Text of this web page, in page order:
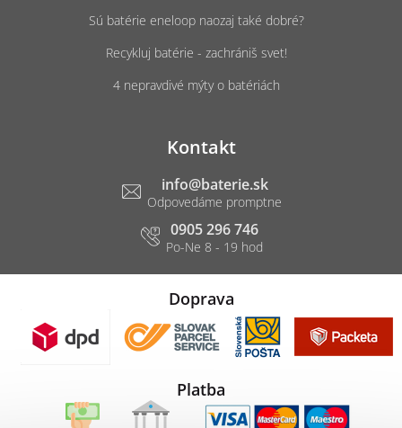
Sú batérie eneloop naozaj také dobré?
Recykluj batérie - zachrániš svet!
4 nepravdivé mýty o batériách
Kontakt
info@baterie.sk
0905 296 746
Doprava
Platba